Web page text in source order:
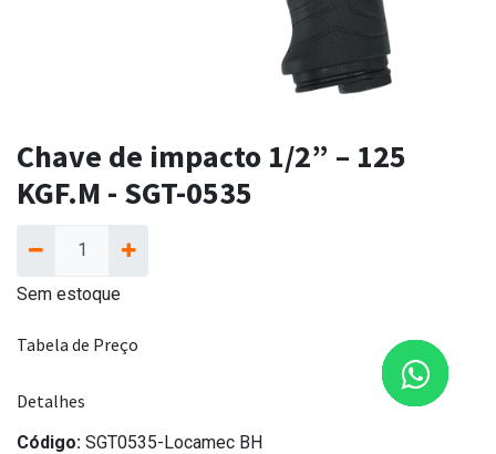
Chave de impacto 1/2” – 125
KGF.M - SGT-0535
Sem estoque
Tabela de Preço
Detalhes
Código: SGT0535-Locamec BH